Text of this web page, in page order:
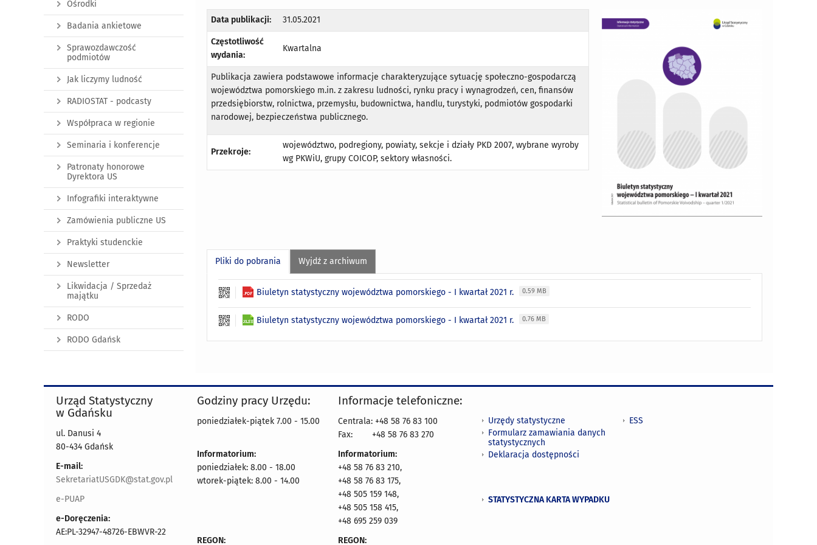
Data publikacji: 31.05.2021
Częstotliwość
wydania:
Kwartalna
Publikacja zawiera podstawowe informacje charakteryzujące sytuację społeczno-gospodarczą
województwa pomorskiego m.in. z zakresu ludności, rynku pracy i wynagrodzeń, cen, finansów
przedsiębiorstw, rolnictwa, przemysłu, budownictwa, handlu, turystyki, podmiotów gospodarki
narodowej, bezpieczeństwa publicznego.
Przekroje:
województwo, podregiony, powiaty, sekcje i działy PKD 2007, wybrane wyroby
wg PKWiU, grupy COICOP, sektory własności.
Pliki do pobrania Wyjdź z archiwum
Biuletyn statystyczny województwa pomorskiego - I kwartał 2021 r. 0.59 MB
Biuletyn statystyczny województwa pomorskiego - I kwartał 2021 r. 0.76 MB
Ośrodki
Badania ankietowe
Sprawozdawczość
podmiotów
Jak liczymy ludność
RADIOSTAT - podcasty
Współpraca w regionie
Seminaria i konferencje
Patronaty honorowe
Dyrektora US
Infografiki interaktywne
Zamówienia publiczne US
Praktyki studenckie
Newsletter
Likwidacja / Sprzedaż
majątku
RODO
RODO Gdańsk
Urząd Statystyczny
w Gdańsku
ul. Danusi 4
80-434 Gdańsk
E-mail:
SekretariatUSGDK@stat.gov.pl
e-PUAP
e-Doręczenia:
AE:PL-32947-48726-EBWVR-22
Godziny pracy Urzędu:
poniedziałek-piątek 7.00 - 15.00
Informatorium:
poniedziałek: 8.00 - 18.00
wtorek-piątek: 8.00 - 14.00
REGON:
Informacje telefoniczne:
Centrala: +48 58 76 83 100
Fax:
+48 58 76 83 270
Informatorium:
+48 58 76 83 210,
+48 58 76 83 175,
+48 505 159 148,
+48 505 158 415,
+48 695 259 039
REGON:
Urzędy statystyczne
Formularz zamawiania danych
statystycznych
Deklaracja dostępności
STATYSTYCZNA KARTA WYPADKU
ESS